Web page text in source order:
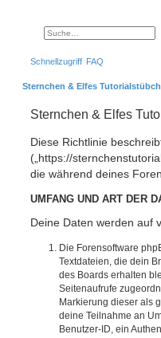
Suche
Erweiterte Suche
Schnellzugriff FAQ
Sternchen & Elfes
Sternchen & Elfes
Diese Richtlinie
(„https://
die während deines
UMFANG UND ART DER
Deine Daten werden auf
Die Forensoftware
Textdateien, die dein
des Boards erhalten
Seitenaufrufe
Markierung dieser als
deine Teilnahme an
Benutzer-ID, ein